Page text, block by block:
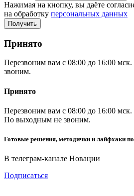
Нажимая на кнопку, вы даёте
на обработку персональных данных
Принято
Перезвоним вам с 08:00 до 16:00
звоним.
Принято
Перезвоним вам с 08:00 до 16:00 мск.
По выходным не звоним.
Готовые решения, методички и лайфхаки
В телеграм-канале Новации
Подписаться